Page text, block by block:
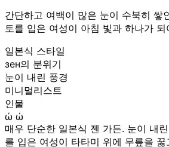
간단하고 여백이 많은 눈이 수북히 쌓
토를 입은 여성이 아침 빛과 하나가 되
일본식 스타일
зен의 분위기
눈이 내린 풍경
미니멀리스트
인물
ώ ώ
매우 단순한 일본식 젠 가든. 눈이 내
를 입은 여성이 타타미 위에 무릎을